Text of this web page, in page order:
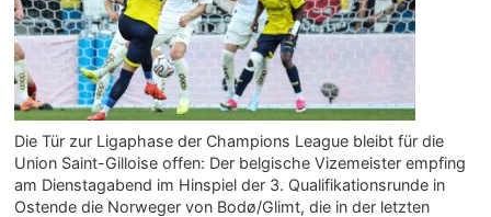
Die Tür zur Ligaphase der Champions League bleibt für die
Union Saint-Gilloise offen: Der belgische Vizemeister empfing
am Dienstagabend im Hinspiel der 3. Qualifikationsrunde in
Ostende die Norweger von Bodø/Glimt, die in der letzten